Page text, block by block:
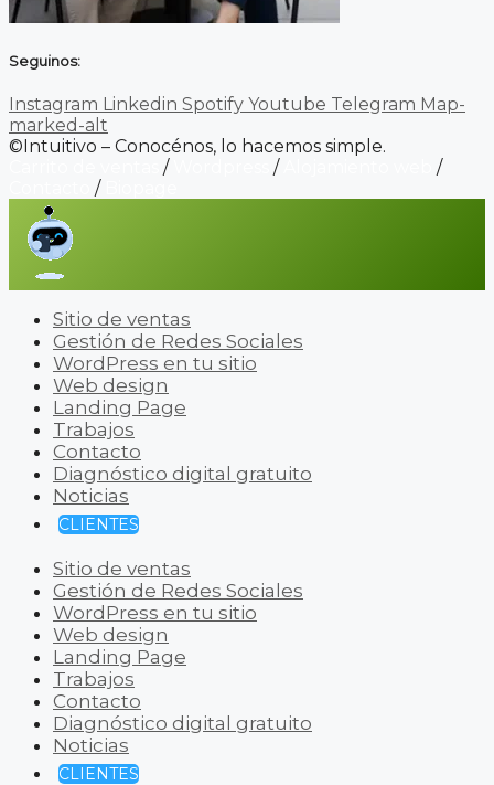
Seguinos:
Instagram Linkedin Spotify Youtube Telegram Map-
marked-alt
©Intuitivo – Conocénos, lo hacemos simple.
/ /
/
/
Sitio de ventas
Gestión de Redes Sociales
WordPress en tu sitio
Web design
Landing Page
Trabajos
Contacto
Diagnóstico digital gratuito
Noticias
CLIENTES
Sitio de ventas
Gestión de Redes Sociales
WordPress en tu sitio
Web design
Landing Page
Trabajos
Contacto
Diagnóstico digital gratuito
Noticias
CLIENTES